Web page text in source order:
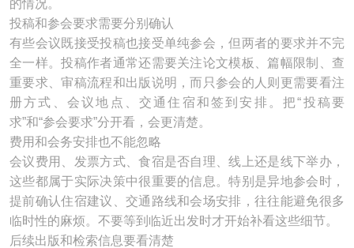
的情况。
投稿和参会要求需要分别确认
有些会议既接受投稿也接受单纯参会，但两者的要求并不完
全一样。投稿作者通常还需要关注论文模板、篇幅限制、查
重要求、审稿流程和出版说明，而只参会的人则更需要看注
册方式、会议地点、交通住宿和签到安排。把“投稿要
求”和“参会要求”分开看，会更清楚。
费用和会务安排也不能忽略
会议费用、发票方式、食宿是否自理、线上还是线下举办，
这些都属于实际决策中很重要的信息。特别是异地参会时，
提前确认住宿建议、交通路线和会场安排，往往能避免很多
临时性的麻烦。不要等到临近出发时才开始补看这些细节。
后续出版和检索信息要看清楚